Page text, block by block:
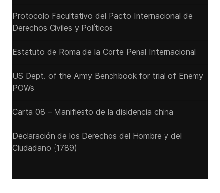
Protocolo Facultativo del Pacto Internacional de
Derechos Civiles y Políticos
Estatuto de Roma de la Corte Penal Internacional
US Dept. of the Army Benchbook for trial of Enemy
POWs
Carta 08 – Manifiesto de la disidencia china
Declaración de los Derechos del Hombre y del
Ciudadano (1789)